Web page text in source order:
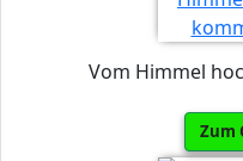
Vom Himmel
Zum